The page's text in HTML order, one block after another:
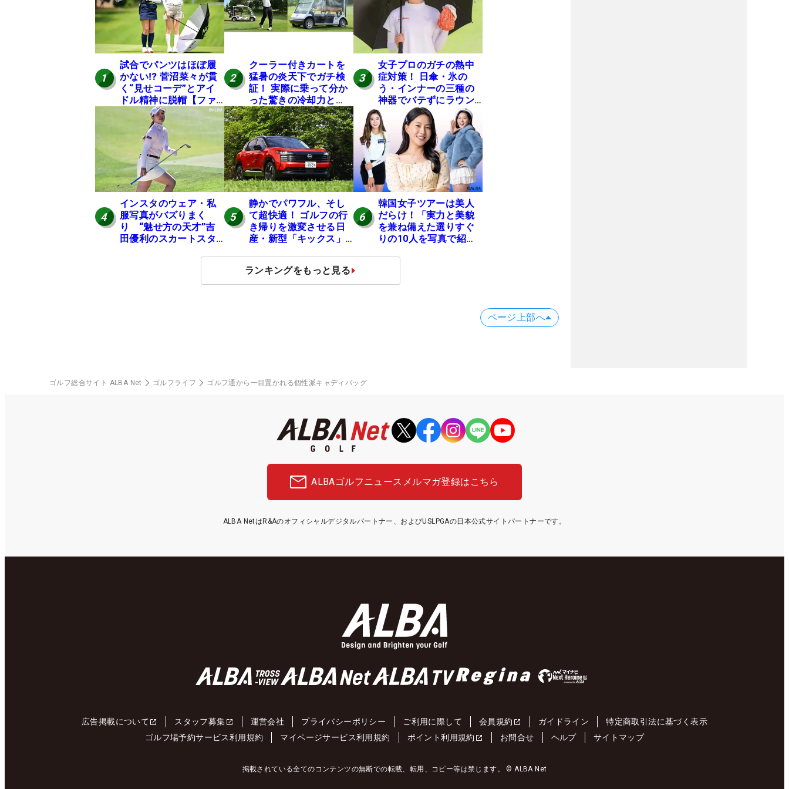
1
試合でパンツはほぼ履
かない⁉ 菅沼菜々が貫
く“見せコーデ”とアイ
ドル精神に脱帽【ファ
ンが選ぶ神10】
2
クーラー付きカートを
猛暑の炎天下でガチ検
証！ 実際に乗って分か
った驚きの冷却力と
は？
3
女子プロのガチの熱中
症対策！ 日傘・氷の
う・インナーの三種の
神器でバテずにラウン
ドできます
4
インスタのウェア・私
服写真がバズりまく
り “魅せ方の天才”吉
田優利のスカートスタ
5
静かでパワフル、そし
て超快適！ ゴルフの行
き帰りを激変させる日
産・新型「キックス」
6
韓国女子ツアーは美人
だらけ！「実力と美貌
を兼ね備えた選りすぐ
りの10人を写真で紹
ランキングをもっと見る
ページ上部へ
ゴルフ総合サイト ALBA Net ゴルフライフ ゴルフ通から一目置かれる個性派キャディバッグ
ALBAゴルフニュース メルマガ登録はこちら
ALBA NetはR&Aのオフィシャルデジタルパートナー、およびUSLPGAの日本公式サイトパートナーです。
広告掲載について スタッフ募集 運営会社 プライバシーポリシー ご利用に際して 会員規約 ガイドライン
特定商取引法に基づく表示
ゴルフ場予約サービス利用規約
マイページサービス利用規約 ポイント利用規約 お問合せ ヘルプ サイトマップ
掲載されている全てのコンテンツの無断での転載、転用、コピー等は禁じます。 © ALBA Net